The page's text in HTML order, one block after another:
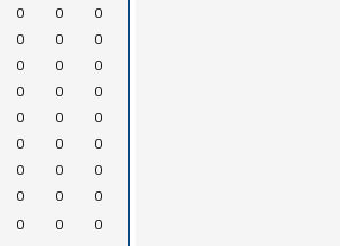
0 0
0
0 0
0
0 0
0
0 0
0
0 0
0
0 0
0
0 0
0
0 0
0
0 0
0